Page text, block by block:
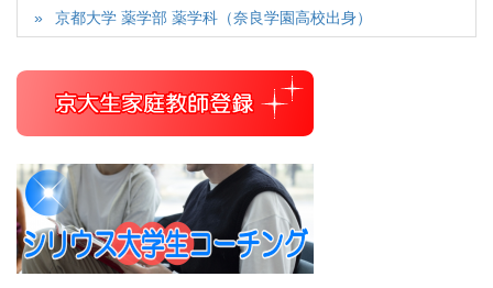
京都大学 薬学部 薬学科（奈良学園高校出身）